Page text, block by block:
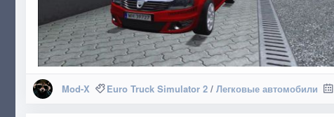
Mod-X Euro Truck Simulator 2/ Легковые автомобили